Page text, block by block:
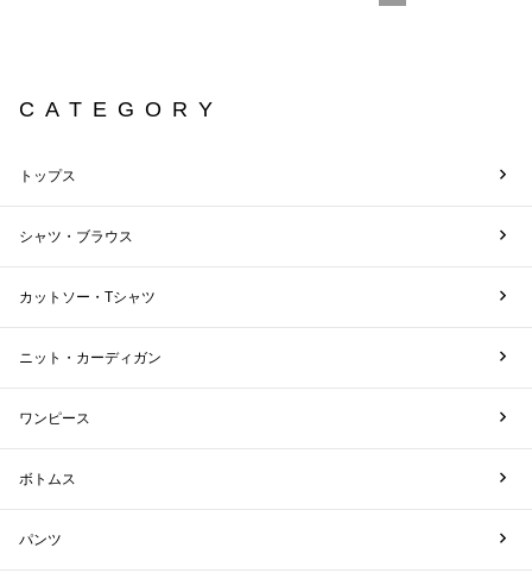
CATEGORY
トップス
シャツ・ブラウス
カットソー・Tシャツ
ニット・カーディガン
ワンピース
ボトムス
パンツ